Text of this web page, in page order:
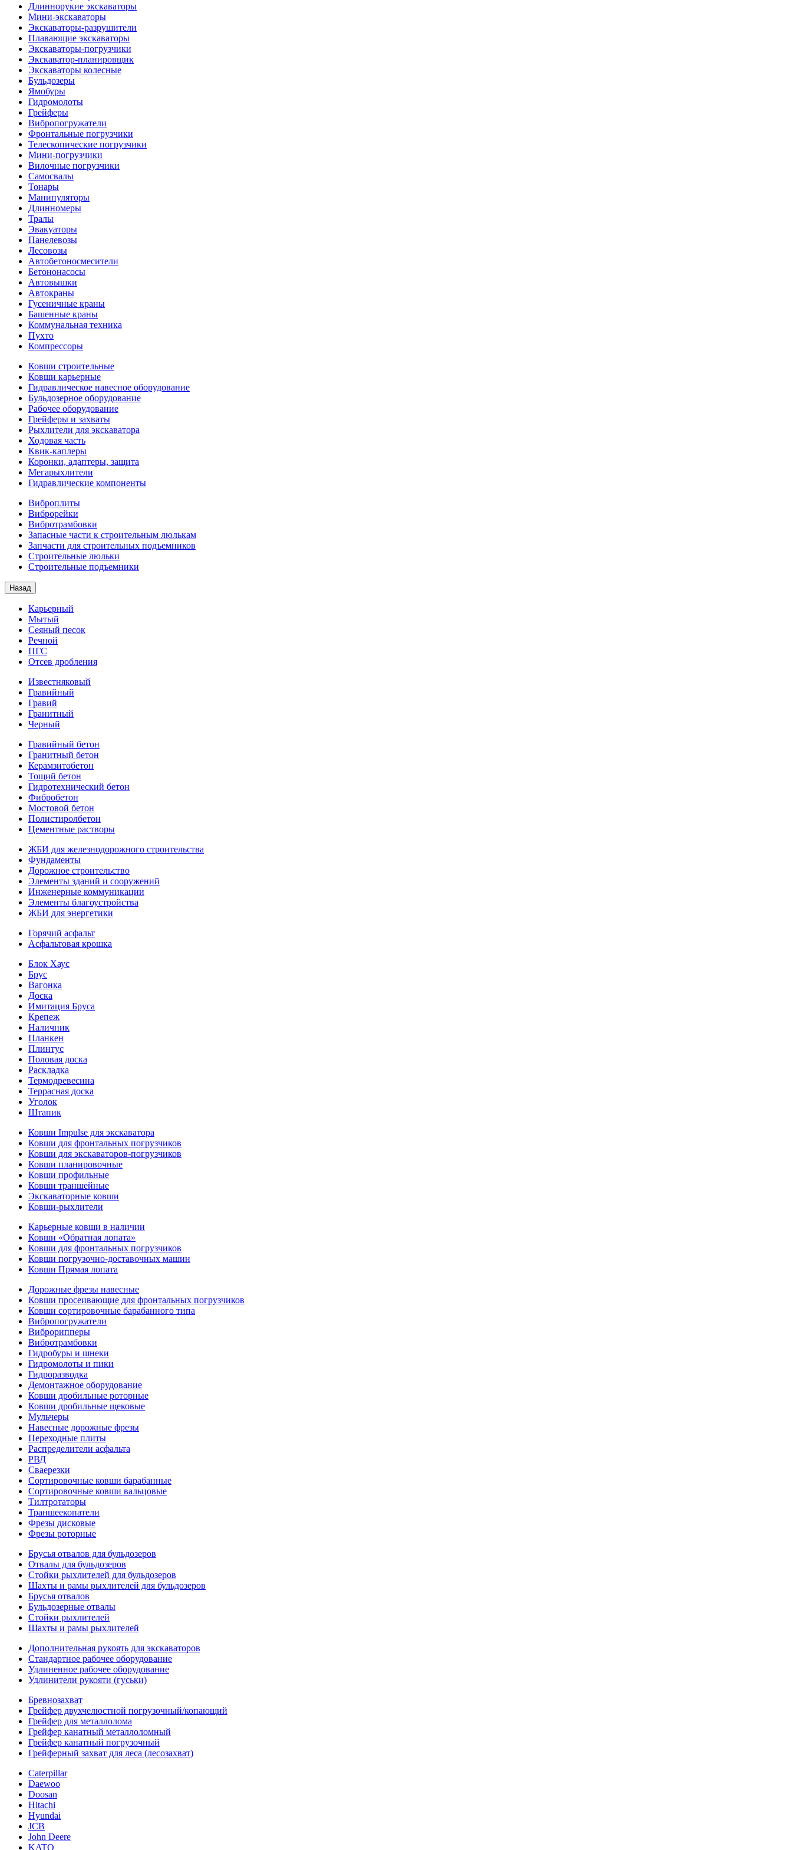
Длиннорукие экскаваторы
Мини-экскаваторы
Экскаваторы-разрушители
Плавающие экскаваторы
Экскаваторы-погрузчики
Экскаватор-планировщик
Экскаваторы колесные
Бульдозеры
Ямобуры
Гидромолоты
Грейферы
Вибро­погружатели
Фронтальные погрузчики
Телескопические погрузчики
Мини-погрузчики
Вилочные погрузчики
Самосвалы
Тонары
Манипуляторы
Длинномеры
Тралы
Эвакуаторы
Панелевозы
Лесовозы
Автобетоно­смесители
Бетононасосы
Автовышки
Автокраны
Гусеничные краны
Башенные краны
Коммунальная техника
Пухто
Компрессоры
Ковши строительные
Ковши карьерные
Гидравлическое навесное оборудование
Бульдозерное оборудование
Рабочее оборудование
Грейферы и захваты
Рыхлители для экскаватора
Ходовая часть
Квик-каплеры
Коронки, адаптеры, защита
Мегарыхлители
Гидравлические компоненты
Виброплиты
Виброрейки
Вибротрамбовки
Запасные части к строительным люлькам
Запчасти для строительных подъемников
Строительные люльки
Строительные подъемники
Назад
Карьерный
Мытый
Сеяный песок
Речной
ПГС
Отсев дробления
Известняковый
Гравийный
Гравий
Гранитный
Черный
Гравийный бетон
Гранитный бетон
Керамзитобетон
Тощий бетон
Гидротехнический бетон
Фибробетон
Мостовой бетон
Полистиролбетон
Цементные растворы
ЖБИ для железнодорожного строительства
Фундаменты
Дорожное строительство
Элементы зданий и сооружений
Инженерные коммуникации
Элементы благоустройства
ЖБИ для энергетики
Горячий асфальт
Асфальтовая крошка
Блок Хаус
Брус
Вагонка
Доска
Имитация Бруса
Крепеж
Наличник
Планкен
Плинтус
Половая доска
Раскладка
Термодревесина
Террасная доска
Уголок
Штапик
Ковши Impulse для экскаватора
Ковши для фронтальных погрузчиков
Ковши для экскаваторов-погрузчиков
Ковши планировочные
Ковши профильные
Ковши траншейные
Экскаваторные ковши
Ковши-рыхлители
Карьерные ковши в наличии
Ковши «Обратная лопата»
Ковши для фронтальных погрузчиков
Ковши погрузочно-доставочных машин
Ковши Прямая лопата
Дорожные фрезы навесные
Ковши просеивающие для фронтальных погрузчиков
Ковши сортировочные барабанного типа
Вибропогружатели
Виброрипперы
Вибротрамбовки
Гидробуры и шнеки
Гидромолоты и пики
Гидроразводка
Демонтажное оборудование
Ковши дробильные роторные
Ковши дробильные щековые
Мульчеры
Навесные дорожные фрезы
Переходные плиты
Распределители асфальта
РВД
Сваерезки
Сортировочные ковши барабанные
Сортировочные ковши вальцовые
Тилтротаторы
Траншеекопатели
Фрезы дисковые
Фрезы роторные
Брусья отвалов для бульдозеров
Отвалы для бульдозеров
Стойки рыхлителей для бульдозеров
Шахты и рамы рыхлителей для бульдозеров
Брусья отвалов
Бульдозерные отвалы
Стойки рыхлителей
Шахты и рамы рыхлителей
Дополнительная рукоять для экскаваторов
Стандартное рабочее оборудование
Удлиненное рабочее оборудование
Удлинители рукояти (гуськи)
Бревнозахват
Грейфер двухчелюстной погрузочный/копающий
Грейфер для металлолома
Грейфер канатный металлоломный
Грейфер канатный погрузочный
Грейферный захват для леса (лесозахват)
Caterpillar
Daewoo
Doosan
Hitachi
Hyundai
JCB
John Deere
KATO